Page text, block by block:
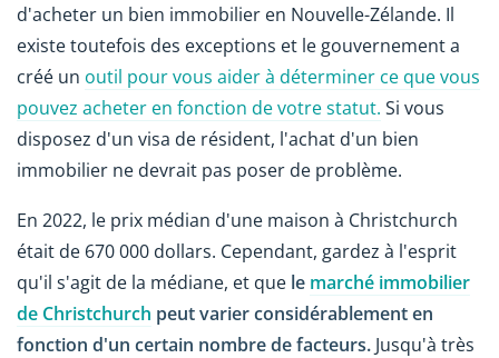
d'acheter un bien immobilier en Nouvelle-Zélande. Il
existe toutefois des exceptions et le gouvernement a
créé un outil pour vous aider à déterminer ce que vous
pouvez acheter en fonction de votre statut. Si vous
disposez d'un visa de résident, l'achat d'un bien
immobilier ne devrait pas poser de problème.
En 2022, le prix médian d'une maison à Christchurch
était de 670 000 dollars. Cependant, gardez à l'esprit
qu'il s'agit de la médiane, et que le marché immobilier
de Christchurch peut varier considérablement en
fonction d'un certain nombre de facteurs. Jusqu'à très